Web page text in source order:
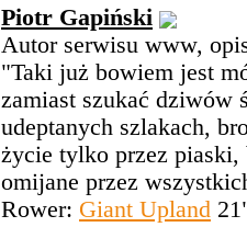
Piotr Gapiński
Autor serwisu www,
"Taki już bowiem jest
zamiast szukać dziwów
udeptanych szlakach,
życie tylko przez piaski,
omijane przez
Rower: Giant Upland